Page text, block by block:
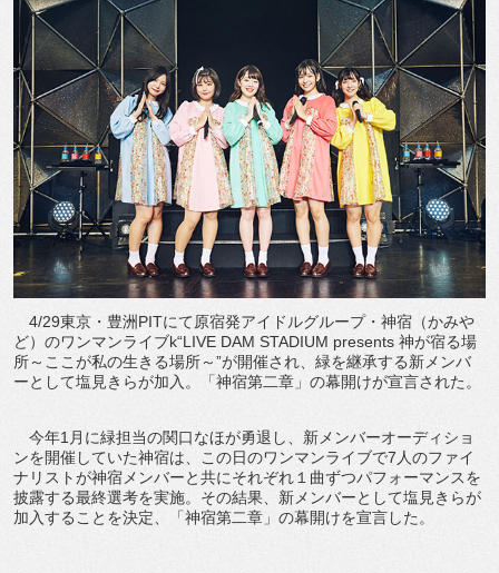
4/29東京・豊洲PITにて原宿発アイドルグループ・神宿（かみや
ど）のワンマンライブk“LIVE DAM STADIUM presents 神が宿る場
所～ここが私の生きる場所～”が開催され、緑を継承する新メンバ
ーとして塩見きらが加入。「神宿第二章」の幕開けが宣言された。
今年1月に緑担当の関口なほが勇退し、新メンバーオーディショ
ンを開催していた神宿は、この日のワンマンライブで7人のファイ
ナリストが神宿メンバーと共にそれぞれ１曲ずつパフォーマンスを
披露する最終選考を実施。その結果、新メンバーとして塩見きらが
加入することを決定、「神宿第二章」の幕開けを宣言した。